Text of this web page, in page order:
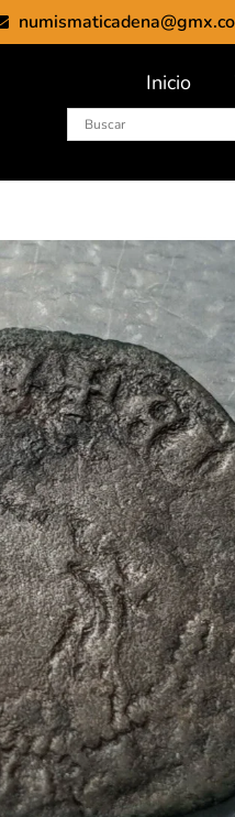
Inicio